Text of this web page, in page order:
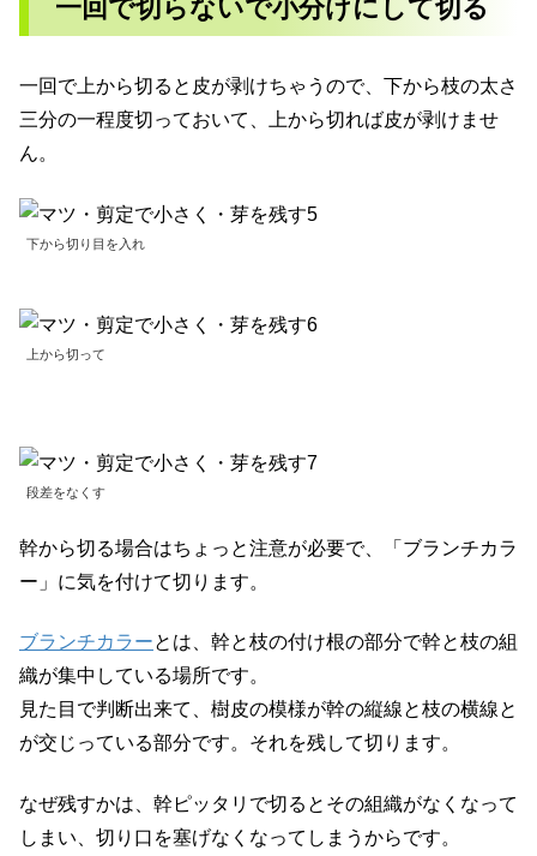
一回で切らないで小分けにして切る
一回で上から切ると皮が剥けちゃうので、下から枝の太さ
三分の一程度切っておいて、上から切れば皮が剥けませ
ん。
下から切り目を入れ
上から切って
段差をなくす
幹から切る場合はちょっと注意が必要で、「ブランチカラ
ー」に気を付けて切ります。
ブランチカラーとは、幹と枝の付け根の部分で幹と枝の組
織が集中している場所です。
見た目で判断出来て、樹皮の模様が幹の縦線と枝の横線と
が交じっている部分です。それを残して切ります。
なぜ残すかは、幹ピッタリで切るとその組織がなくなって
しまい、切り口を塞げなくなってしまうからです。